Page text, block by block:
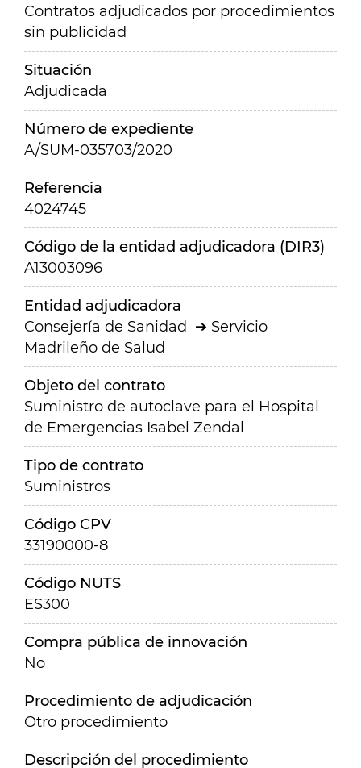
Contratos adjudicados por procedimientos
sin publicidad
Situación
Adjudicada
Número de expediente
A/SUM-035703/2020
Referencia
4024745
Código de la entidad adjudicadora (DIR3)
A13003096
Entidad adjudicadora
Consejería de Sanidad
Servicio
Madrileño de Salud
Objeto del contrato
Suministro de autoclave para el Hospital
de Emergencias Isabel Zendal
Tipo de contrato
Suministros
Código CPV
33190000-8
Código NUTS
ES300
Compra pública de innovación
No
Procedimiento de adjudicación
Otro procedimiento
Descripción del procedimiento